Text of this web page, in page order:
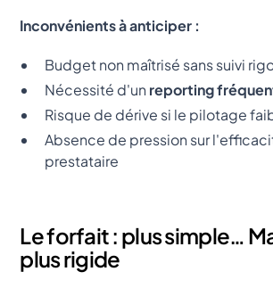
Inconvénients à anticiper :
Budget non maîtrisé sans suivi
Nécessité d'un reporting
Risque de dérive si le pilotage
Absence de pression sur
prestataire
Le forfait : plus simple…
plus rigide